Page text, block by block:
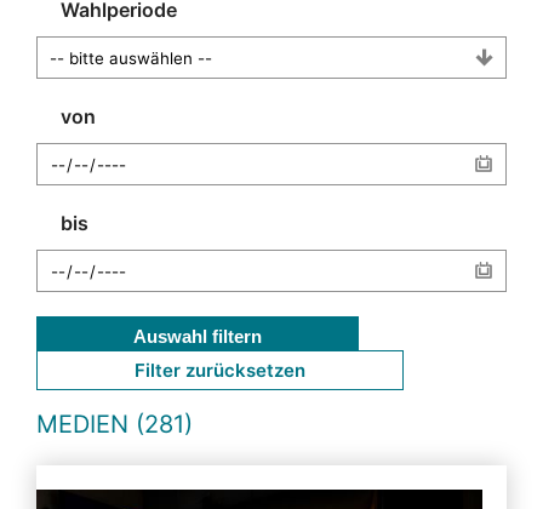
Wahlperiode
von
bis
Auswahl filtern
Filter zurücksetzen
MEDIEN (281)